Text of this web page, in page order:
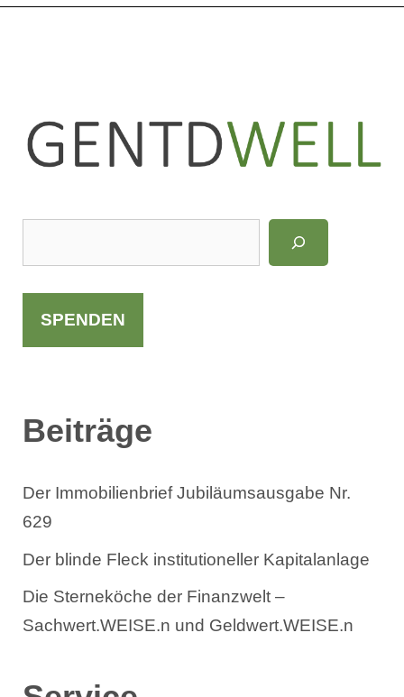
u
c
e
SPENDEN
Beiträge
Der Immobilienbrief Jubiläumsausgabe Nr.
629
Der blinde Fleck institutioneller Kapitalanlage
Die Sterneköche der Finanzwelt –
Sachwert.WEISE.n und Geldwert.WEISE.n